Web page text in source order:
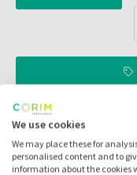
Artikelnr.:
We use cookies
We may place these for
personalised content and to
information about the cookies